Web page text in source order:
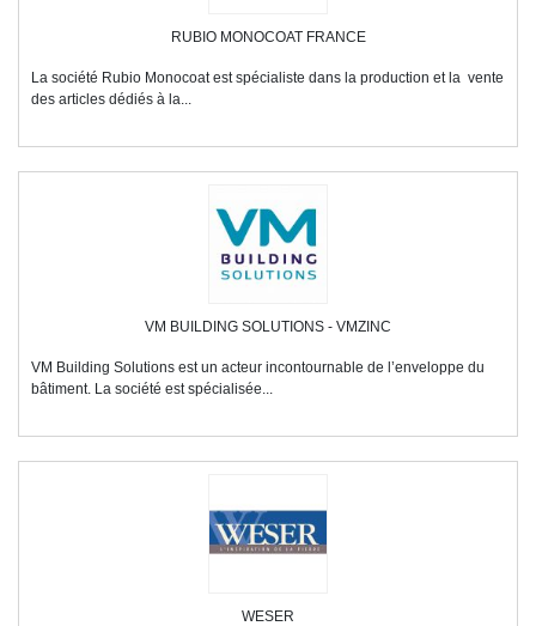
RUBIO MONOCOAT FRANCE
La société Rubio Monocoat est spécialiste dans la production et la vente
des articles dédiés à la...
VM BUILDING SOLUTIONS - VMZINC
VM Building Solutions est un acteur incontournable de l’enveloppe du
bâtiment. La société est spécialisée...
WESER